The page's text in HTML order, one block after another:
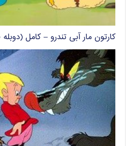
کارتون مار آبی تندرو – کامل